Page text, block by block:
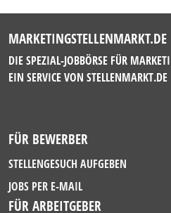
MARKETINGSTELLENMARKT.DE
DIE SPEZIAL-JOBBÖRSE FÜR
EIN SERVICE VON STELLENMARKT.DE
FÜR BEWERBER
STELLENGESUCH AUFGEBEN
JOBS PER E-MAIL
FÜR ARBEITGEBER